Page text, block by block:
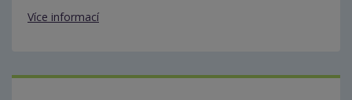
Více informací